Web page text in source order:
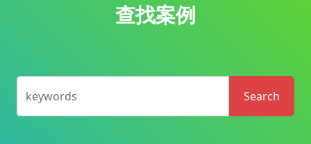
查找案例
keywords Search